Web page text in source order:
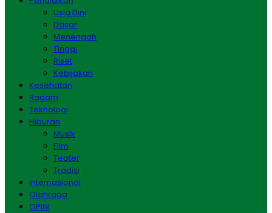
Usia Dini
Dasar
Menengah
Tinggi
Riset
Kebijakan
Kesehatan
Ragam
Teknologi
Hiburan
Musik
Film
Teater
Tradisi
Internasional
Olahraga
OPINI